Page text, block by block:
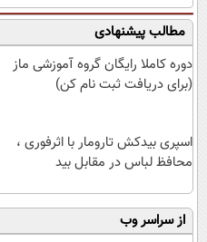
مطالب پیشنهادی
دوره کاملا رایگان گروه آموزشی ماز
(برای دریافت ثبت نام کن)
اسپری بیدکش تارومار با اثرفوری ،
محافظ لباس در مقابل بید
از سراسر وب